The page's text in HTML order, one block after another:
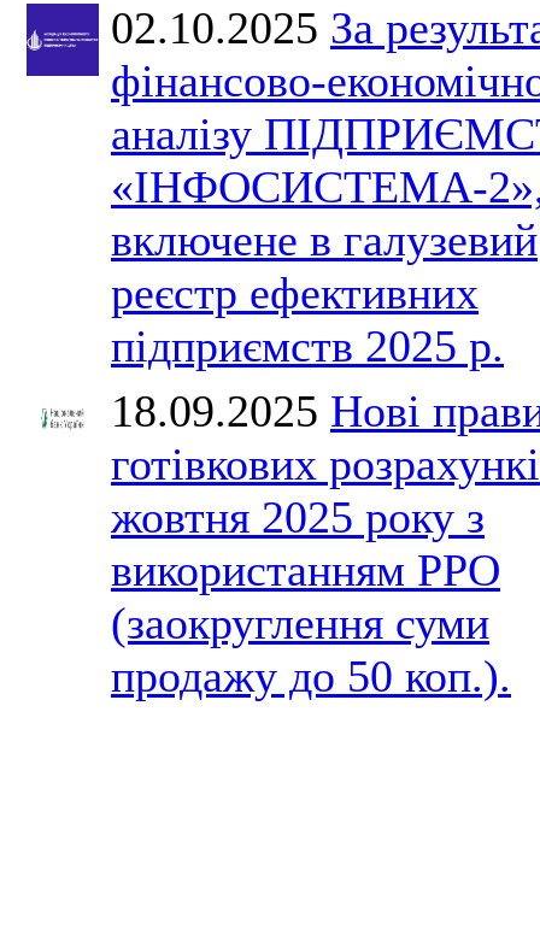
02.10.2025 За
фінансово-
аналізу
«ІНФОСИСТЕМА-2»,
включене в галузевий
реєстр ефективних
підприємств 2025 р.
18.09.2025 Нові
готівкових
жовтня 2025 року з
використанням РРО
(заокруглення суми
продажу до 50 коп.).